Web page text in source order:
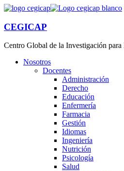
CEGICAP
Centro Global de la Investigación para
Nosotros
Docentes
Administración
Derecho
Educación
Enfermería
Farmacia
Gestión
Idiomas
Ingeniería
Nutrición
Psicología
Salud